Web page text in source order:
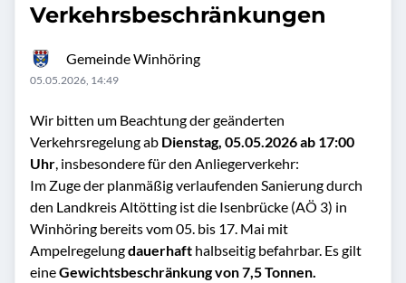
Verkehrsbeschränkungen
Gemeinde Winhöring
05.05.2026, 14:49
Wir bitten um Beachtung der geänderten
Verkehrsregelung ab Dienstag, 05.05.2026 ab 17:00
Uhr, insbesondere für den Anliegerverkehr:
Im Zuge der planmäßig verlaufenden Sanierung durch
den Landkreis Altötting ist die Isenbrücke (AÖ 3) in
Winhöring bereits vom 05. bis 17. Mai mit
Ampelregelungdauerhaft halbseitig befahrbar. Es gilt
eineGewichtsbeschränkung von 7,5 Tonnen.